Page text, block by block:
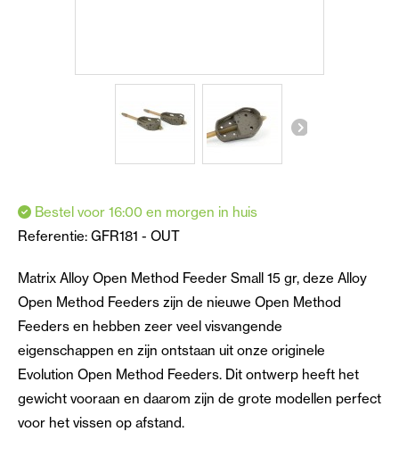
Bestel voor 16:00 en morgen in huis
Referentie: GFR181 - OUT
Matrix Alloy Open Method Feeder Small 15 gr, deze Alloy
Open Method Feeders zijn de nieuwe Open Method
Feeders en hebben zeer veel visvangende
eigenschappen en zijn ontstaan uit onze originele
Evolution Open Method Feeders. Dit ontwerp heeft het
gewicht vooraan en daarom zijn de grote modellen perfect
voor het vissen op afstand.